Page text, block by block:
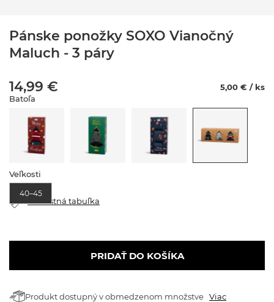
Pánske ponožky SOXO Vianočný
Maluch - 3 páry
14,99 €
5,00 € / ks
Batoľa
Veľkosti
40–45
Veľkostná tabuľka
PRIDAŤ DO KOŠÍKA
Produkt dostupný v obmedzenom množstve Viac